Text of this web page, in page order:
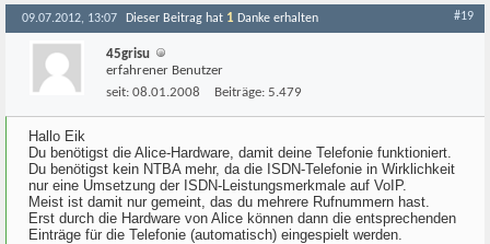
09.07.2012, 13:07 Dieser Beitrag hat 1 Danke erhalten #19
45grisu
erfahrener Benutzer
seit: 08.01.2008 Beiträge: 5.479
Hallo Eik
Du benötigst die Alice-Hardware, damit deine Telefonie funktioniert.
Du benötigst kein NTBA mehr, da die ISDN-Telefonie in Wirklichkeit
nur eine Umsetzung der ISDN-Leistungsmerkmale auf VoIP.
Meist ist damit nur gemeint, das du mehrere Rufnummern hast.
Erst durch die Hardware von Alice können dann die entsprechenden
Einträge für die Telefonie (automatisch) eingespielt werden.